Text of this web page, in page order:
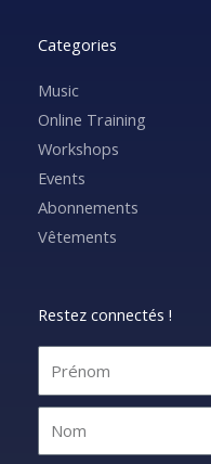
Categories
Music
Online Training
Workshops
Events
Abonnements
Vêtements
Restez connectés !